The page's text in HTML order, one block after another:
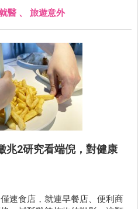
醫 、 旅遊意外
兆2研究看端倪，對健康
速食店，就連早餐店、便利商